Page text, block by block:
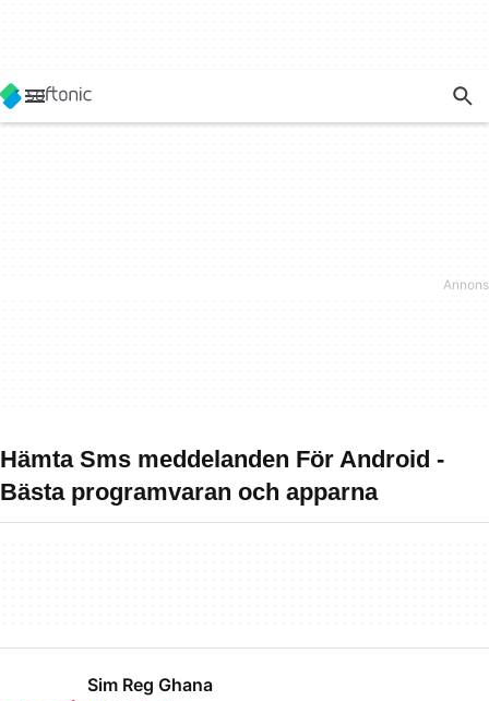
Hämta Sms meddelanden För Android -
Bästa programvaran och apparna
Sim Reg Ghana